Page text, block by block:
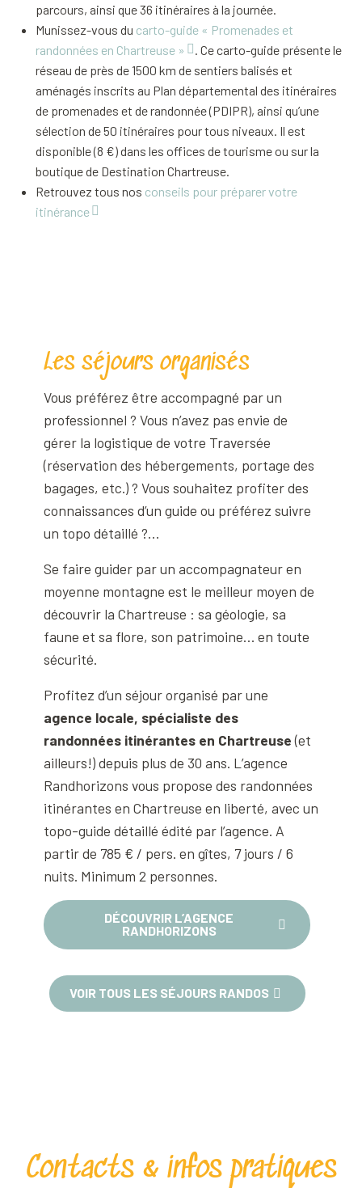
parcours, ainsi que 36 itinéraires à la journée.
Munissez-vous du carto-guide « Promenades et
randonnées en Chartreuse »
. Ce carto-guide présente le
réseau de près de 1500 km de sentiers balisés et
aménagés inscrits au Plan départemental des itinéraires
de promenades et de randonnée (PDIPR), ainsi qu’une
sélection de 50 itinéraires pour tous niveaux. Il est
disponible (8 €) dans les offices de tourisme ou sur la
boutique de Destination Chartreuse.
Retrouvez tous nos conseils pour préparer votre
itinérance
Les séjours organisés
Vous préférez être accompagné par un
professionnel ? Vous n’avez pas envie de
gérer la logistique de votre Traversée
(réservation des hébergements, portage des
bagages, etc.) ? Vous souhaitez profiter des
connaissances d’un guide ou préférez suivre
un topo détaillé ?…
Se faire guider par un accompagnateur en
moyenne montagne est le meilleur moyen de
découvrir la Chartreuse : sa géologie, sa
faune et sa flore, son patrimoine… en toute
sécurité.
Profitez d’un séjour organisé par une
agence locale, spécialiste des
randonnées itinérantes en Chartreuse(et
ailleurs!) depuis plus de 30 ans. L’agence
Randhorizons vous propose des randonnées
itinérantes en Chartreuse en liberté, avec un
topo-guide détaillé édité par l’agence. A
partir de 785 € / pers. en gîtes, 7 jours / 6
nuits. Minimum 2 personnes.
DÉCOUVRIR L’AGENCE
RANDHORIZONS
VOIR TOUS LES SÉJOURS RANDOS
Contacts & infos pratiques